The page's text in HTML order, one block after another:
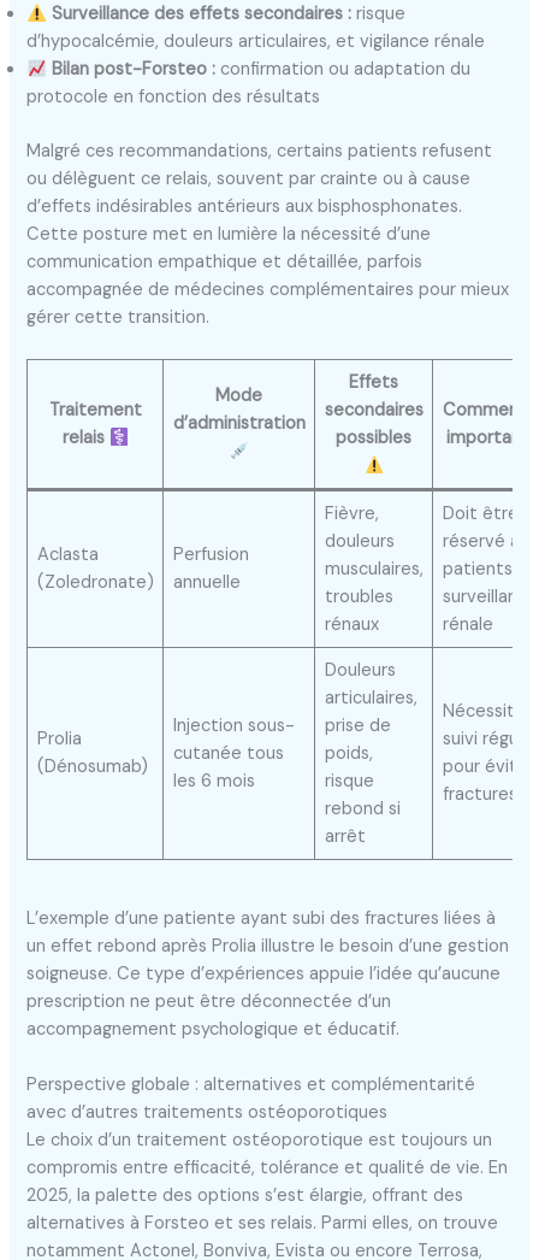
Surveillance des effets secondaires : risque
d’hypocalcémie, douleurs articulaires, et vigilance rénale
Bilan post-Forsteo : confirmation ou adaptation du
protocole en fonction des résultats
Malgré ces recommandations, certains patients refusent
ou délèguent ce relais, souvent par crainte ou à cause
d’effets indésirables antérieurs aux bisphosphonates.
Cette posture met en lumière la nécessité d’une
communication empathique et détaillée, parfois
accompagnée de médecines complémentaires pour mieux
gérer cette transition.
Traitement
relais
Mode
d’administration
Effets
secondaires
possibles
Aclasta
(Zoledronate)
Perfusion
annuelle
Fièvre,
douleurs
musculaires,
troubles
rénaux
Doit être
réservé aux
patients
surveillance
rénale
Prolia
(Dénosumab)
Injection sous-
cutanée tous
les 6 mois
Douleurs
articulaires,
prise de
poids,
risque
rebond si
arrêt
Nécessite
suivi
pour éviter
fractures
L’exemple d’une patiente ayant subi des fractures liées à
un effet rebond après Prolia illustre le besoin d’une gestion
soigneuse. Ce type d’expériences appuie l’idée qu’aucune
prescription ne peut être déconnectée d’un
accompagnement psychologique et éducatif.
Perspective globale : alternatives et complémentarité
avec d’autres traitements ostéoporotiques
Le choix d’un traitement ostéoporotique est toujours un
compromis entre efficacité, tolérance et qualité de vie. En
2025, la palette des options s’est élargie, offrant des
alternatives à Forsteo et ses relais. Parmi elles, on trouve
notamment Actonel, Bonviva, Evista ou encore Terrosa,